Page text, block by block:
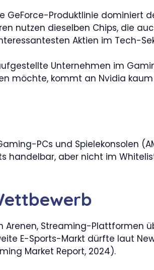
Produktlinie dominiert
nutzen dieselben Chips, die
Aktien im Tech-
Unternehmen im
möchte, kommt an Nvidia
PCs und Spielekonsolen
handelbar, aber nicht im
Arenen, Streaming-Plattformen
E-Sports-Markt dürfte laut
Market Report, 2024).